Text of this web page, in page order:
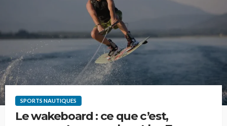
SPORTS NAUTIQUES
Le wakeboard : ce que c’est,